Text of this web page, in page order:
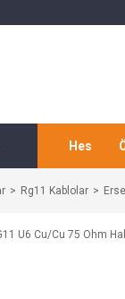
Hes
Rg11 Kablolar